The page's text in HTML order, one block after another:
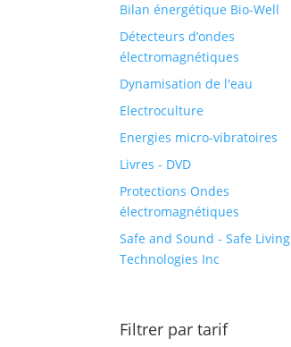
Bilan énergétique Bio-Well
Détecteurs d’ondes
électromagnétiques
Dynamisation de l'eau
Electroculture
Energies micro-vibratoires
Livres - DVD
Protections Ondes
électromagnétiques
Safe and Sound - Safe Living
Technologies Inc
Filtrer par tarif